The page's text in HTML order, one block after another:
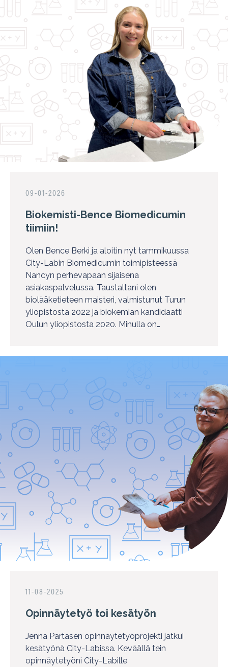
09-01-2026
Biokemisti-Bence Biomedicumin
tiimiin!
Olen Bence Berki ja aloitin nyt tammikuussa
City-Labin Biomedicumin toimipisteessä
Nancyn perhevapaan sijaisena
asiakaspalvelussa. Taustaltani olen
biolääketieteen maisteri, valmistunut Turun
yliopistosta 2022 ja biokemian kandidaatti
Oulun yliopistosta 2020. Minulla on…
11-08-2025
Opinnäytetyö toi kesätyön
Jenna Partasen opinnäytetyöprojekti jatkui
kesätyönä City-Labissa. Keväällä tein
opinnäytetyöni City-Labille